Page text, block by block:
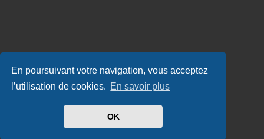
En poursuivant votre navigation, vous acceptez
l’utilisation de cookies. En savoir plus
OK